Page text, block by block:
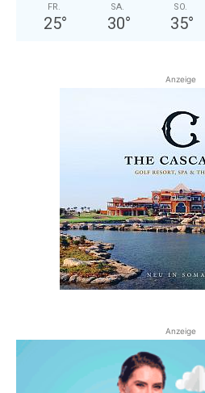
FR.
25°
SA.
30°
SO.
35°
Anzeige
Anzeige